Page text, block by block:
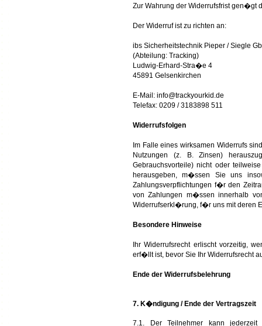
Zur Wahrung der Widerrufsfrist gen�gt
Der Widerruf ist zu richten an:
ibs Sicherheitstechnik Pieper / Siegle
(Abteilung: Tracking)
Ludwig-Erhard-Stra�e 4
45891 Gelsenkirchen
E-Mail: info@trackyourkid.de
Telefax: 0209 / 3183898 511
Widerrufsfolgen
Im Falle eines wirksamen Widerrufs
Nutzungen (z. B. Zinsen)
Gebrauchsvorteile) nicht oder
herausgeben, m�ssen Sie uns
Zahlungsverpflichtungen f�r den
von Zahlungen m�ssen innerhalb
Widerrufserkl�rung, f�r uns mit deren
Besondere Hinweise
Ihr Widerrufsrecht erlischt vorzeitig,
erf�llt ist, bevor Sie Ihr Widerrufsrecht
Ende der Widerrufsbelehrung
7. K�ndigung / Ende der Vertragszeit
7.1. Der Teilnehmer kann